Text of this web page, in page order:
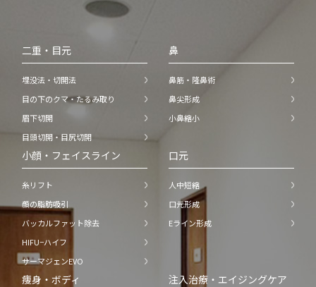
二重・目元
埋没法・切開法
目の下のクマ・たるみ取り
眉下切開
目頭切開・目尻切開
鼻
鼻筋・隆鼻術
鼻尖形成
小鼻縮小
小顔・フェイスライン
糸リフト
顔の脂肪吸引
バッカルファット除去
HIFU−ハイフ
サーマジェンEVO
口元
人中短縮
口元形成
Eライン形成
痩身・ボディ 注入治療・エイジングケア